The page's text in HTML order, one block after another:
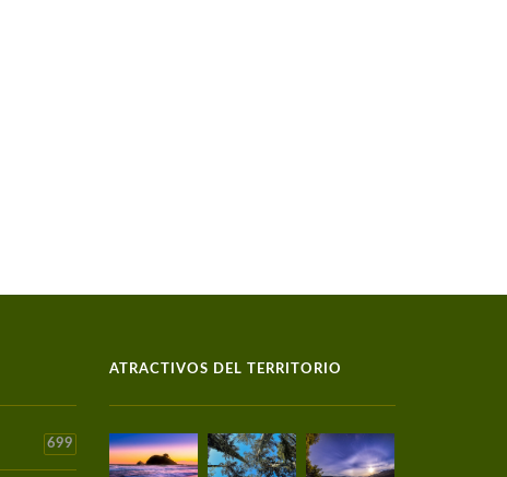
699
ATRACTIVOS DEL TERRITORIO